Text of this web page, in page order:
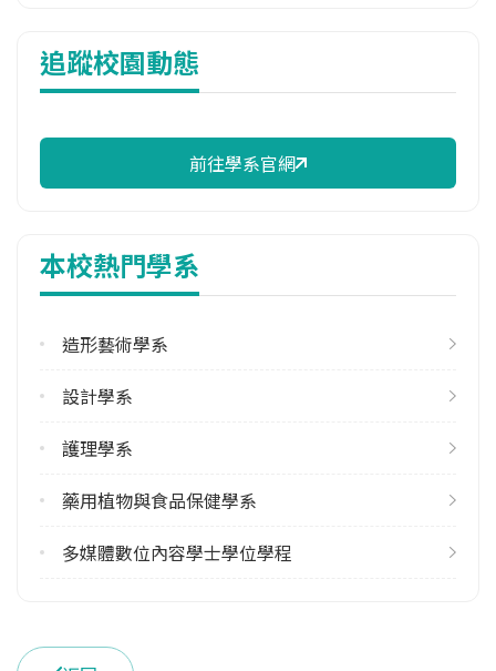
13,418 元/學期
114年註冊率
113學年度下學期
學系電話
(04)8511888#7055
學系地址
追蹤校園動態
前往學系官網
本校熱門學系
造形藝術學系
設計學系
護理學系
藥用植物與食品保健學系
多媒體數位內容學士學位學程